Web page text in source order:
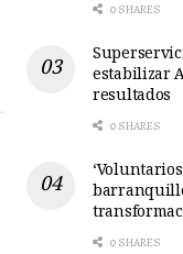
0 SHARES
estabilizar
resultados
0 SHARES
0 SHARES